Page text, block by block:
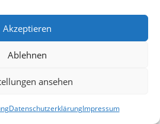
Akzeptieren
Ablehnen
ansehen
DatenschutzerklärungImpressum
einen Hang zum Querulieren